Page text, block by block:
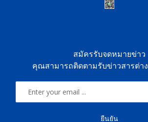
สมัครรับจดหมายข่าว
คุณสามารถติดตามรับข่าวสารต่า
ยืนยัน